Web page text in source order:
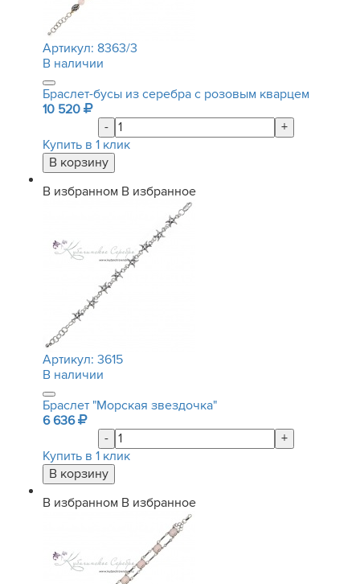
Артикул: 8363/3
В наличии
Браслет-бусы из серебра с розовым кварцем
10 520
-
+
Купить в 1 клик
В избранном В избранное
Артикул: 3615
В наличии
Браслет "Морская звездочка"
6 636
-
+
Купить в 1 клик
В избранном В избранное